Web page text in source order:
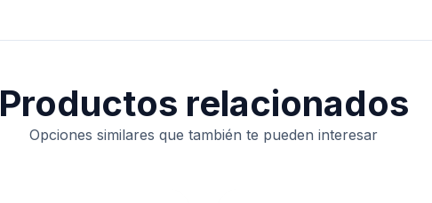
Productos relacionados
Opciones similares que también te pueden interesar